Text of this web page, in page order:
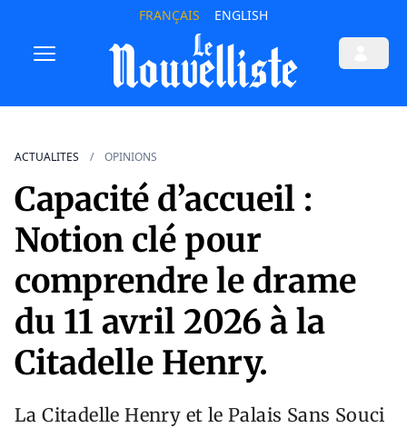
FRANÇAIS ENGLISH
ACTUALITES OPINIONS
Capacité d’accueil :
Notion clé pour
comprendre le drame
du 11 avril 2026 à la
Citadelle Henry.
La Citadelle Henry et le Palais Sans Souci